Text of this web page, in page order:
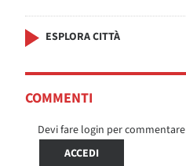
ESPLORA CITTÀ
COMMENTI
Devi fare login per commentare
ACCEDI